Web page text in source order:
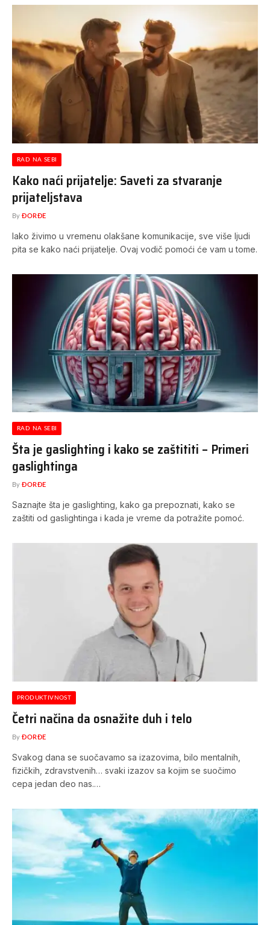
RAD NA SEBI
Kako naći prijatelje: Saveti za stvaranje
prijateljstava
By ĐORĐE
Iako živimo u vremenu olakšane komunikacije, sve više ljudi
pita se kako naći prijatelje. Ovaj vodič pomoći će vam u tome.
RAD NA SEBI
Šta je gaslighting i kako se zaštititi – Primeri
gaslightinga
By ĐORĐE
Saznajte šta je gaslighting, kako ga prepoznati, kako se
zaštiti od gaslightinga i kada je vreme da potražite pomoć.
PRODUKTIVNOST
Četri načina da osnažite duh i telo
By ĐORĐE
Svakog dana se suočavamo sa izazovima, bilo mentalnih,
fizičkih, zdravstvenih… svaki izazov sa kojim se suočimo
cepa jedan deo nas.…